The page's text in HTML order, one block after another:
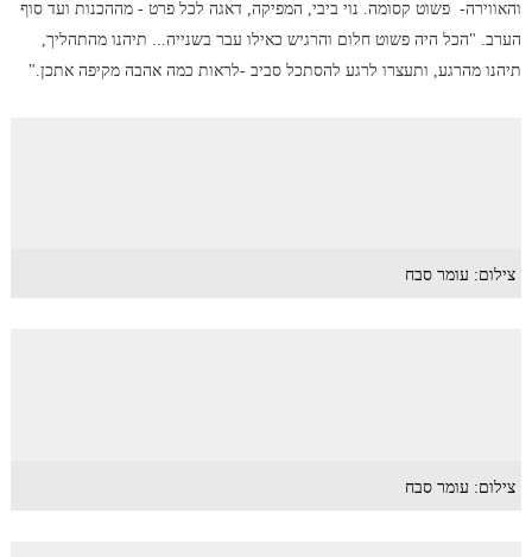
והאווירה- פשוט קסומה. נוי ביבי, המפיקה, דאגה לכל פרט - מההכנות ועד סוף
הערב. "הכל היה פשוט חלום והרגיש כאילו עבר בשנייה... תיהנו מהתהליך,
תיהנו מהרגע, ותעצרו לרגע להסתכל סביב -לראות כמה אהבה מקיפה אתכן."
צילום: עומר סבח
צילום: עומר סבח